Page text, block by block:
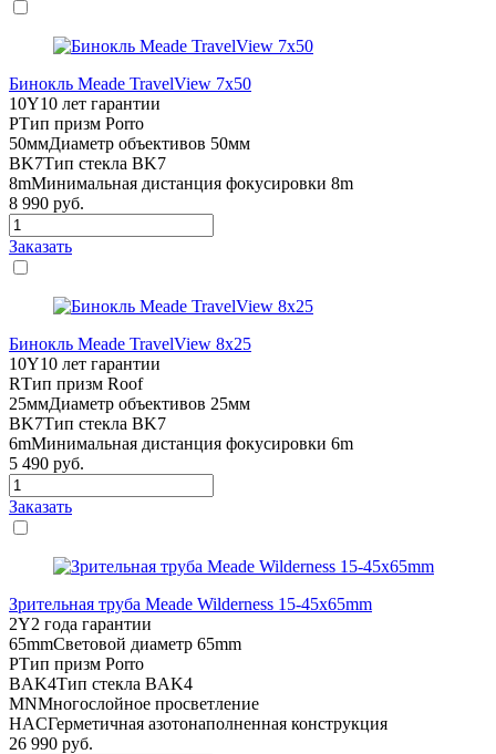
Бинокль Meade TravelView 7x50
10Y10 лет гарантии
PТип призм Porro
50ммДиаметр объективов 50мм
BK7Тип стекла BK7
8mМинимальная дистанция фокусировки 8m
8 990 руб.
Заказать
Бинокль Meade TravelView 8x25
10Y10 лет гарантии
RТип призм Roof
25ммДиаметр объективов 25мм
BK7Тип стекла BK7
6mМинимальная дистанция фокусировки 6m
5 490 руб.
Заказать
Зрительная труба Meade Wilderness 15-45x65mm
2Y2 года гарантии
65mmСветовой диаметр 65mm
PТип призм Porro
BAK4Тип стекла BAK4
MNМногослойное просветление
HACГерметичная азотонаполненная конструкция
26 990 руб.